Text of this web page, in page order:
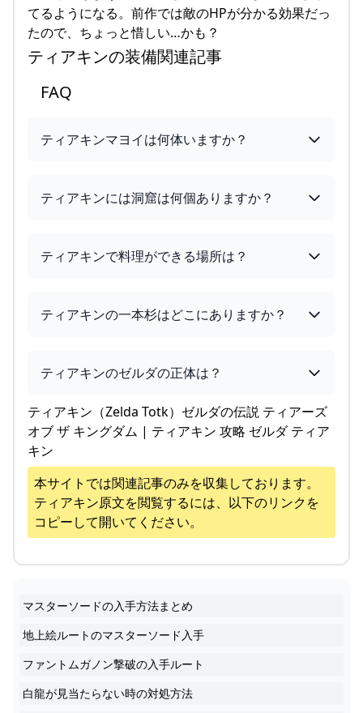
てるようになる。前作では敵のHPが分かる効果だっ
たので、ちょっと惜しい…かも？
ティアキンの装備関連記事
FAQ
ティアキンマヨイは何体いますか？
ティアキンには洞窟は何個ありますか？
ティアキンで料理ができる場所は？
ティアキンの一本杉はどこにありますか？
ティアキンのゼルダの正体は？
ティアキン（Zelda Totk）ゼルダの伝説 ティアーズ
オブ ザ キングダム | ティアキン 攻略 ゼルダ ティア
キン
本サイトでは関連記事のみを収集しております。
ティアキン原文を閲覧するには、以下のリンクを
コピーして開いてください。
マスターソードの入手方法まとめ
地上絵ルートのマスターソード入手
ファントムガノン撃破の入手ルート
白龍が見当たらない時の対処方法